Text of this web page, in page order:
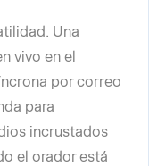
Una
vivo en el
por correo
para
incrustados
el orador está